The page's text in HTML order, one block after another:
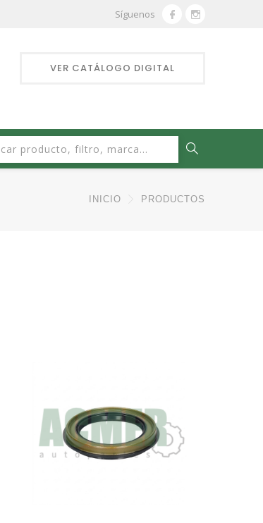
Síguenos
VER CATÁLOGO DIGITAL
INICIO PRODUCTOS